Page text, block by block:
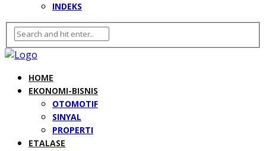
INDEKS
HOME
EKONOMI-BISNIS
OTOMOTIF
SINYAL
PROPERTI
ETALASE